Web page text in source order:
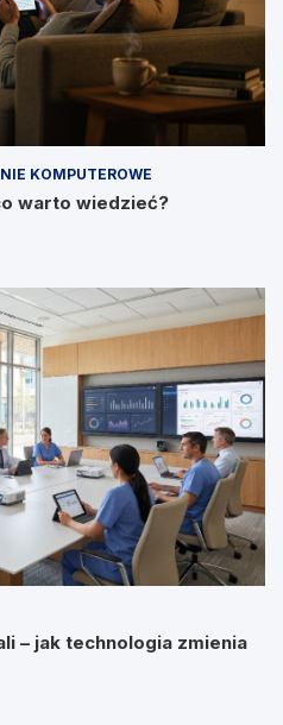
KOMPUTEROWE
warto wiedzieć?
– jak technologia zmienia